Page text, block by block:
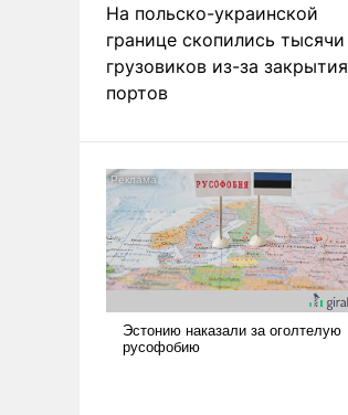
На польско-украинской
границе скопились тысячи
грузовиков из-за закрытия
портов